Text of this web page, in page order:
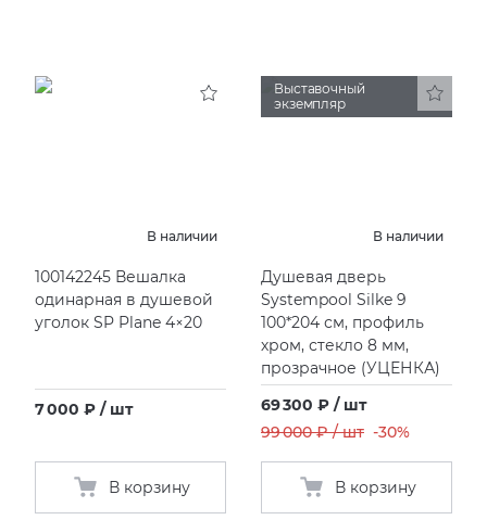
В наличии
100142245 Вешалка
одинарная в душевой
уголок SP Plane 4×20
7 000 ₽ / шт
В корзину
Выставочный
экземпляр
В наличии
Душевая дверь
Systempool Silke 9
100*204 см, профиль
хром, стекло 8 мм,
прозрачное (УЦЕНКА)
69 300 ₽ / шт
99 000 ₽ / шт -30%
В корзину